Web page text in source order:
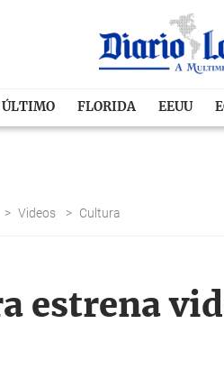
ÚLTIMO FLORIDA EEUU
> Videos > Cultura
estrena